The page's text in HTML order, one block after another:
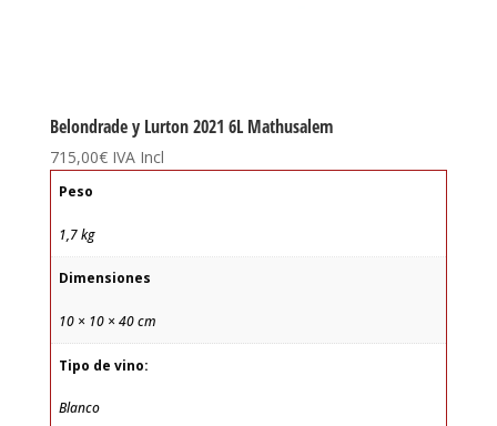
Belondrade y Lurton 2021 6L Mathusalem
715,00€ IVA Incl
Peso
1,7 kg
Dimensiones
10 × 10 × 40 cm
Tipo de vino:
Blanco